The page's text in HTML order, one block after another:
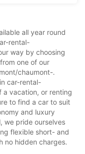
all year round
rental-
way by choosing
one of our
chaumont-.
car-rental-
vacation, or renting
to find a car to suit
and luxury
we pride ourselves
flexible short- and
no hidden charges.